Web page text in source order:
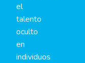
el
talento
oculto
en
individuos